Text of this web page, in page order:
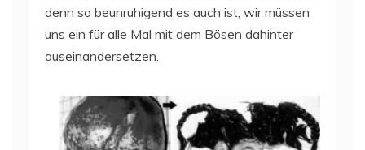
denn so beunruhigend es auch ist, wir müssen
uns ein für alle Mal mit dem Bösen dahinter
auseinandersetzen.